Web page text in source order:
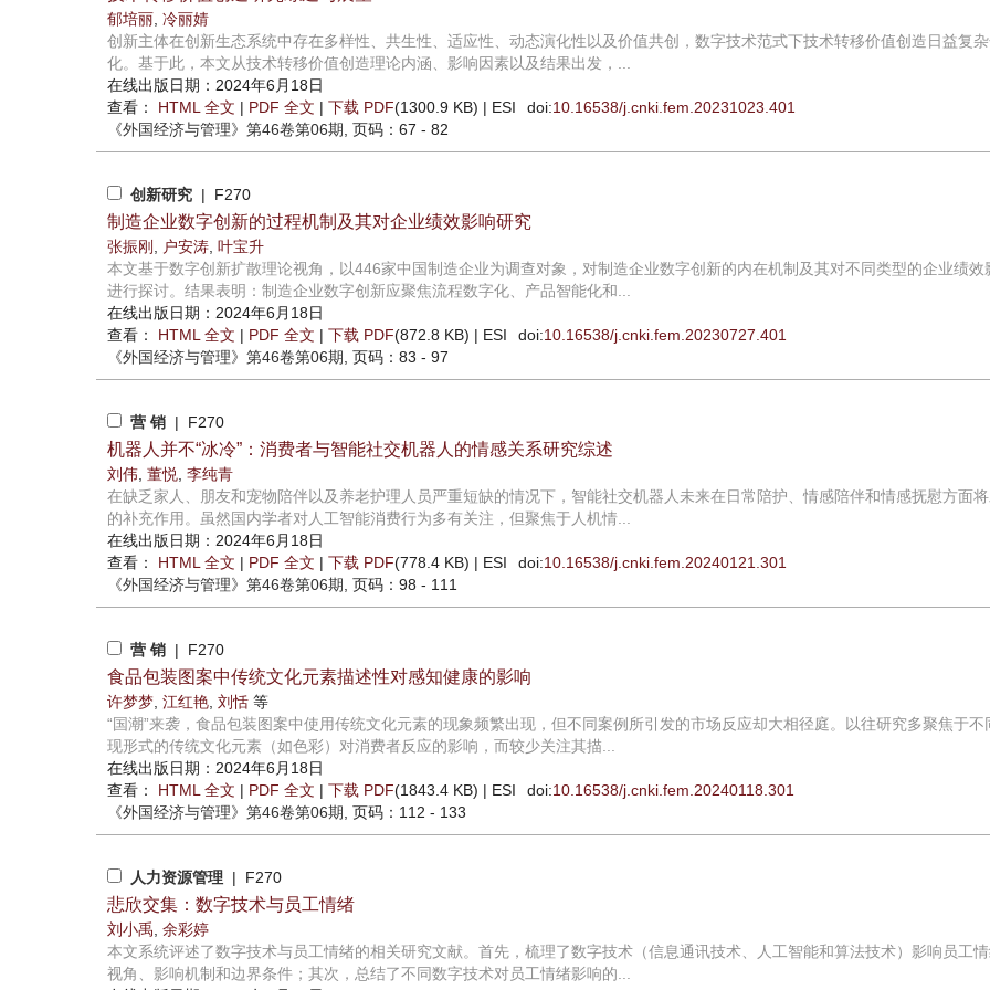
郁培丽 冷丽婧
创新主体在创新生态系统中存在多样性、共生性、适应性、动态演化性以及价值共创，数字技术范式下技术转移价值创造日益复
化。基于此，本文从技术转移价值创造理论内涵、影响因素以及结果出发，...
在线出版日期：2024年6月18日
查看： HTML 全文 | PDF 全文 | 下载 PDF(1300.9 KB) | ESI doi:10.16538/j.cnki.fem.20231023.401
《外国经济与管理》 第46卷第06期 , 页码：67 - 82
创新研究 | F270
制造企业数字创新的过程机制及其对企业绩效影响研究
张振刚 户安涛 叶宝升
本文基于数字创新扩散理论视角，以446家中国制造企业为调查对象，对制造企业数字创新的内在机制及其对不同类型的企业绩效
进行探讨。结果表明：制造企业数字创新应聚焦流程数字化、产品智能化和...
在线出版日期：2024年6月18日
查看： HTML 全文 | PDF 全文 | 下载 PDF(872.8 KB) | ESI doi:10.16538/j.cnki.fem.20230727.401
《外国经济与管理》 第46卷第06期 , 页码：83 - 97
营 销 | F270
机器人并不“冰冷”：消费者与智能社交机器人的情感关系研究综述
刘伟 董悦 李纯青
在缺乏家人、朋友和宠物陪伴以及养老护理人员严重短缺的情况下，智能社交机器人未来在日常陪护、情感陪伴和情感抚慰方面
的补充作用。虽然国内学者对人工智能消费行为多有关注，但聚焦于人机情...
在线出版日期：2024年6月18日
查看： HTML 全文 | PDF 全文 | 下载 PDF(778.4 KB) | ESI doi:10.16538/j.cnki.fem.20240121.301
《外国经济与管理》 第46卷第06期 , 页码：98 - 111
营 销 | F270
食品包装图案中传统文化元素描述性对感知健康的影响
许梦梦 江红艳 刘恬 等
“国潮”来袭，食品包装图案中使用传统文化元素的现象频繁出现，但不同案例所引发的市场反应却大相径庭。以往研究多聚焦于不
现形式的传统文化元素（如色彩）对消费者反应的影响，而较少关注其描...
在线出版日期：2024年6月18日
查看： HTML 全文 | PDF 全文 | 下载 PDF(1843.4 KB) | ESI doi:10.16538/j.cnki.fem.20240118.301
《外国经济与管理》 第46卷第06期 , 页码：112 - 133
人力资源管理 | F270
悲欣交集：数字技术与员工情绪
刘小禹 余彩婷
本文系统评述了数字技术与员工情绪的相关研究文献。首先，梳理了数字技术（信息通讯技术、人工智能和算法技术）影响员工
视角、影响机制和边界条件；其次，总结了不同数字技术对员工情绪影响的...